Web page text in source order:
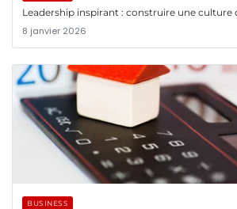
Leadership inspirant : construire une culture
8 janvier 2026
BUSINESS